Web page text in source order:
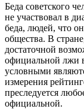
Беда советского
не участвовал в
беда, людей, что
общества. В
достаточной
официальной лжи
условными
измерения
преследуется
официальной.